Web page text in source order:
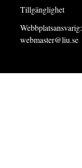
Tillgänglighet
Webbplatsansvarig:
webmaster@liu.se